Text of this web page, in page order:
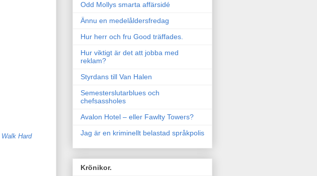
Walk Hard
Odd Mollys smarta affärsidé
Ännu en medelåldersfredag
Hur herr och fru Good träffades.
Hur viktigt är det att jobba med
reklam?
Styrdans till Van Halen
Semesterslutarblues och
chefsassholes
Avalon Hotel – eller Fawlty Towers?
Jag är en kriminellt belastad språkpolis
Krönikor.